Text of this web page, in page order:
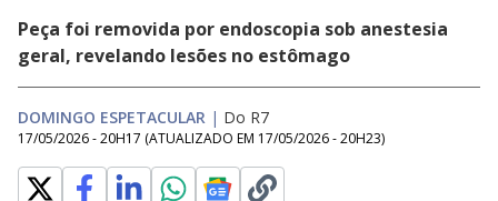
Peça foi removida por endoscopia sob anestesia
geral, revelando lesões no estômago
DOMINGO ESPETACULAR | Do R7
17/05/2026 - 20H17 (ATUALIZADO EM 17/05/2026 - 20H23)